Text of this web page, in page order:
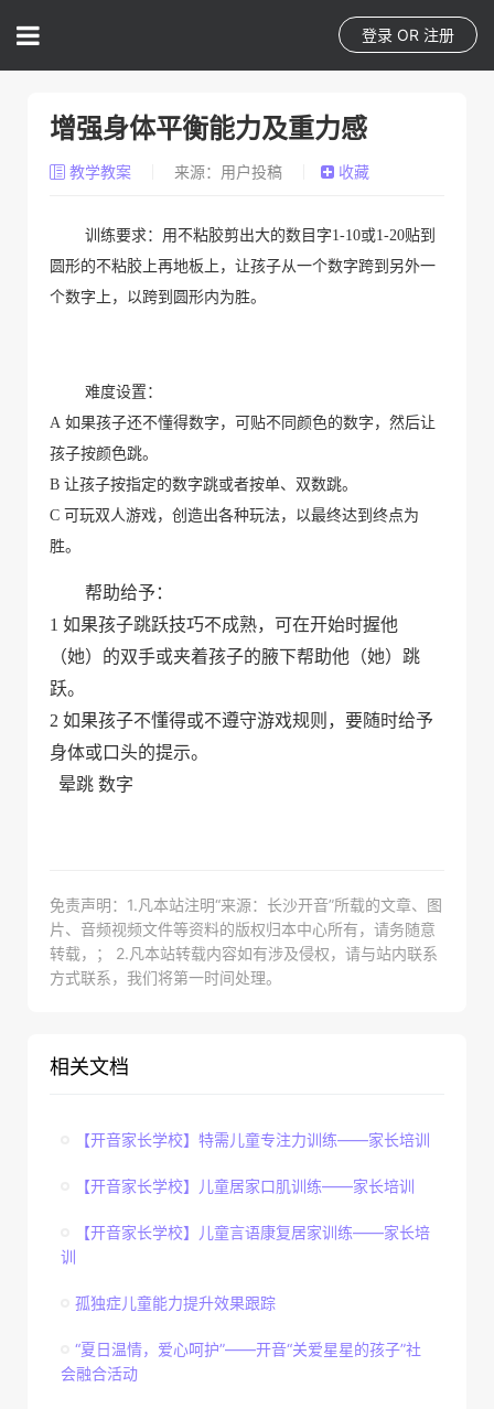
登录 OR 注册
增强身体平衡能力及重力感
教学教案 来源：用户投稿 收藏
训练要求：用不粘胶剪出大的数目字1-10或1-20贴到
圆形的不粘胶上再地板上，让孩子从一个数字跨到另外一
个数字上，以跨到圆形内为胜。
难度设置：
A 如果孩子还不懂得数字，可贴不同颜色的数字，然后让
孩子按颜色跳。
B 让孩子按指定的数字跳或者按单、双数跳。
C 可玩双人游戏，创造出各种玩法，以最终达到终点为
胜。
帮助给予：
1 如果孩子跳跃技巧不成熟，可在开始时握他
（她）的双手或夹着孩子的腋下帮助他（她）跳
跃。
2 如果孩子不懂得或不遵守游戏规则，要随时给予
身体或口头的提示。
晕跳 数字
免责声明：1.凡本站注明“来源：长沙开音”所载的文章、图
片、音频视频文件等资料的版权归本中心所有，请务随意
转载，； 2.凡本站转载内容如有涉及侵权，请与站内联系
方式联系，我们将第一时间处理。
相关文档
【开音家长学校】特需儿童专注力训练——家长培训
【开音家长学校】儿童居家口肌训练——家长培训
【开音家长学校】儿童言语康复居家训练——家长培
训
孤独症儿童能力提升效果跟踪
“夏日温情，爱心呵护”——开音“关爱星星的孩子”社
会融合活动